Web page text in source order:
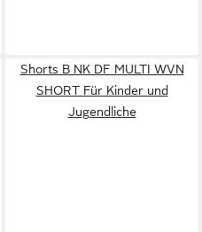
Shorts B NK DF MULTI WVN
SHORT Für Kinder und
Jugendliche